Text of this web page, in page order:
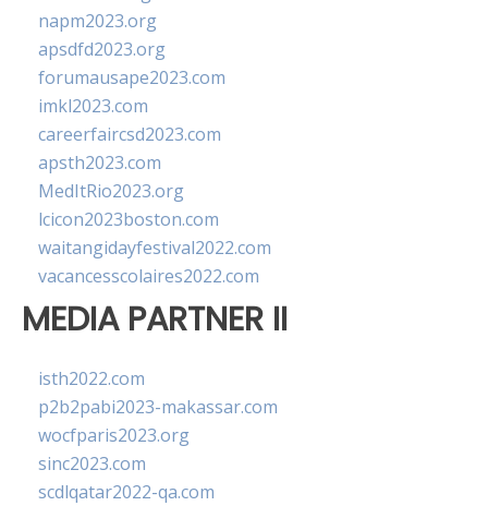
napm2023.org
apsdfd2023.org
forumausape2023.com
imkl2023.com
careerfaircsd2023.com
apsth2023.com
MedItRio2023.org
lcicon2023boston.com
waitangidayfestival2022.com
vacancesscolaires2022.com
MEDIA PARTNER II
isth2022.com
p2b2pabi2023-makassar.com
wocfparis2023.org
sinc2023.com
scdlqatar2022-qa.com